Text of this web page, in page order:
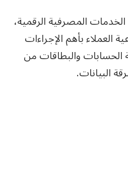
المصرفية الرقمية،
العملاء بأهم الإجراءات
الحسابات والبطاقات من
البيانات.